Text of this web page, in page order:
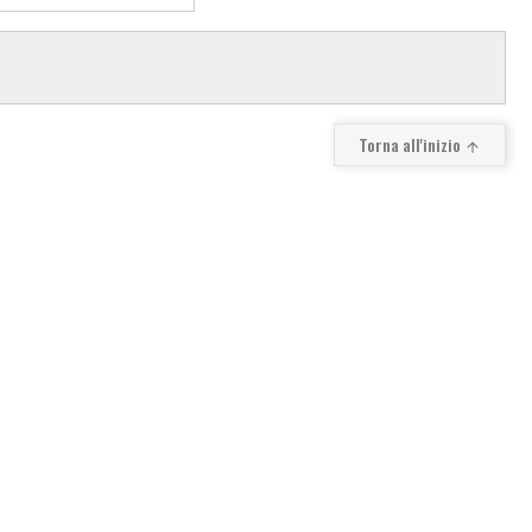
Torna all'inizio 